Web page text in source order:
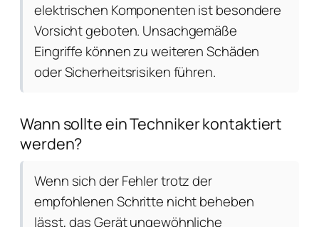
elektrischen Komponenten ist besondere
Vorsicht geboten. Unsachgemäße
Eingriffe können zu weiteren Schäden
oder Sicherheitsrisiken führen.
Wann sollte ein Techniker kontaktiert
werden?
Wenn sich der Fehler trotz der
empfohlenen Schritte nicht beheben
lässt, das Gerät ungewöhnliche